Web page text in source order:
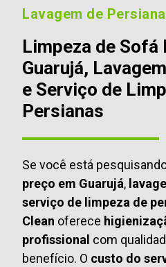
Lavagem de
Limpeza de Sofá
Guarujá,
e Serviço de
Persianas
Se você está
preço em Guarujá,
serviço de limpeza de
Clean oferece
profissional com
benefício. O custo do